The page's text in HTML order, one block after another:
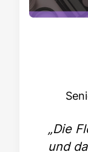
„Die
und